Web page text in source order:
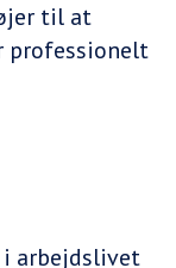
til at
professionelt
arbejdslivet